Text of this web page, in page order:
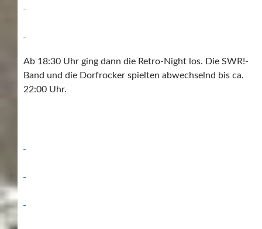
Ab 18:30 Uhr ging dann die Retro-Night los. Die SWR!-
Band und die Dorfrocker spielten abwechselnd bis ca.
22:00 Uhr.